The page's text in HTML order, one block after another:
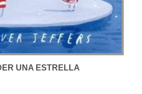
UNA ESTRELLA